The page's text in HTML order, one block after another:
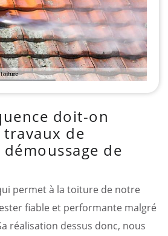
doit-on
de
de
permet à la toiture de notre
fiable et performante malgré
réalisation dessus donc, nous